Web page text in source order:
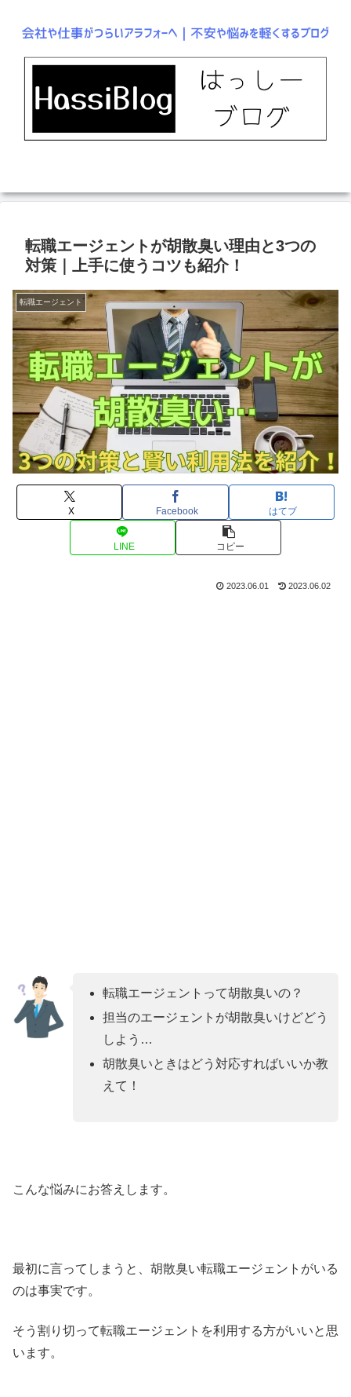
転職エージェントが胡散臭い理由と3つの
対策｜上手に使うコツも紹介！
転職エージェント
X Facebook はてブ
LINE コピー
2023.06.01 2023.06.02
転職エージェントって胡散臭いの？
担当のエージェントが胡散臭いけどどう
しよう…
胡散臭いときはどう対応すればいいか教
えて！
こんな悩みにお答えします。
最初に言ってしまうと、胡散臭い転職エージェントがいる
のは事実です。
そう割り切って転職エージェントを利用する方がいいと思
います。